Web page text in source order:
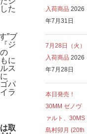
た
”ブ
ジ
に
ス
パ
ラ
は取
入荷商品 2026
年7月31日
7月28日（火）
入荷商品 2026
年7月28日
本日発売！
30MM ゼノヴ
ァルト、30MS
島村卯月 (20th